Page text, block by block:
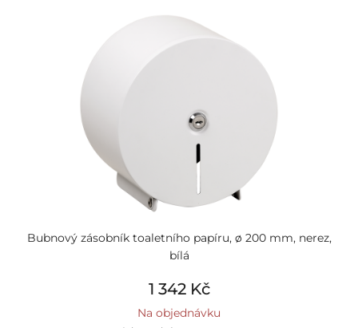
Bubnový zásobník toaletního papíru, ø 200 mm, nerez,
bílá
1 342 Kč
Na objednávku